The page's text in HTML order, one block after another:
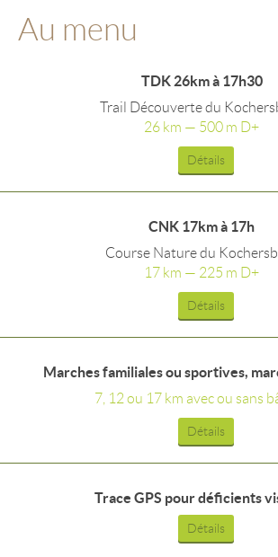
Au menu
TDK 26km à 17h30
Trail Découverte du
26 km — 500 m D+
Détails
CNK 17km à 17h
Course Nature du
17 km — 225 m D+
Détails
Marches familiales ou sportives,
7, 12 ou 17 km avec ou sans
Détails
Trace GPS pour déficients
Détails